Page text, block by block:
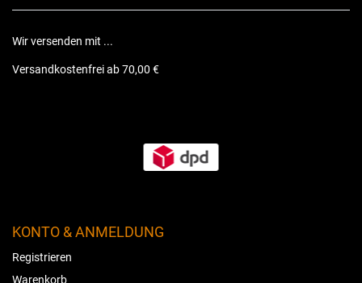
Wir versenden mit ...
Versandkostenfrei ab 70,00 €
KONTO & ANMELDUNG
Registrieren
Warenkorb